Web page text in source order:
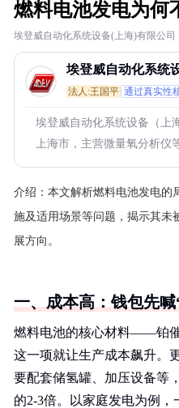
燃料电池发电为何
埃登威自动化系统设备(上海)有限公司
埃登威自动化系统
公司
法人:王国平 通过真实性
埃登威自动化系统设备（上
上海市，主营微量氧分析仪
介绍： 本文解析燃料电池发电的
施及适用场景等问题，揭示其未
展方向。
一、成本高：钱包先喊
燃料电池的核心材料——铂
这一项就让生产成本飙升。
要配套储氢罐、加压设备等
的2-3倍。以家庭发电为例